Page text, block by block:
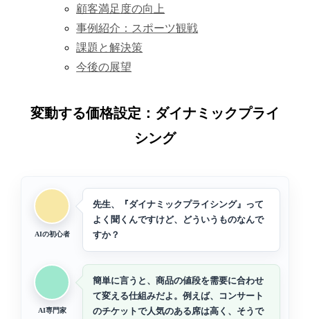
顧客満足度の向上
事例紹介：スポーツ観戦
課題と解決策
今後の展望
変動する価格設定：ダイナミックプライ
シング
AIの初心者
先生、『ダイナミックプライシング』って
よく聞くんですけど、どういうものなんで
すか？
AI専門家
簡単に言うと、商品の値段を需要に合わせ
て変える仕組みだよ。例えば、コンサート
のチケットで人気のある席は高く、そうで